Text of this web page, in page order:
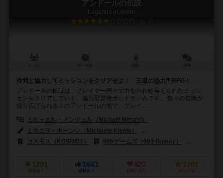
アンドールの伝説
Legends of Andor
6.7
仲間と協力してミッションをクリアせよ！ 王道の協力型RPG！
アンドールの伝説は、プレイヤー同士で力を合わせ与えられたミッシ
ョンをクリアしていく、協力型冒険ボードゲームです。 数々の冒険が
繰り広げられるこのアンドールの地で、プレイ...
ミヒャエル・メンツェル（Michael Menzel）
ミカエラ・キーンレ（Michaela Kienle）
コスモス（KOSMOS）
999ゲームズ（999 Games）
1291
興味あり
1643
経験あり
422
お気に入り
1761
持ってる